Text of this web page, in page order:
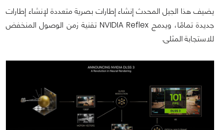
يضيف هذا الجيل المحدث إنشاء إطارات بصرية متعددة لإنشاء إطارات
جديدة تمامًا، ويدمج NVIDIA Reflex تقنية زمن الوصول المنخفض
للاستجابة المثلى.